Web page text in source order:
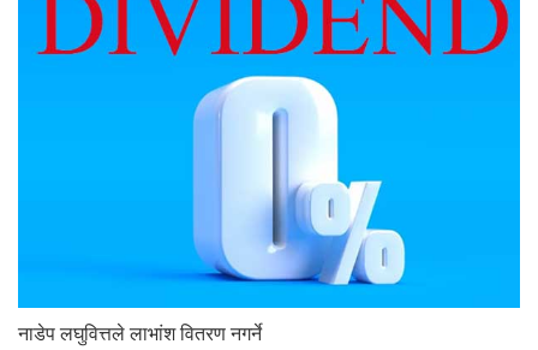
नाडेप लघुवित्तले लाभांश वितरण नगर्ने